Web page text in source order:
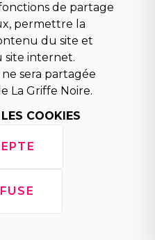
vente
de partage
permettre la
du site et
site internet.
sera partagée
La Griffe Noire.
COOKIES